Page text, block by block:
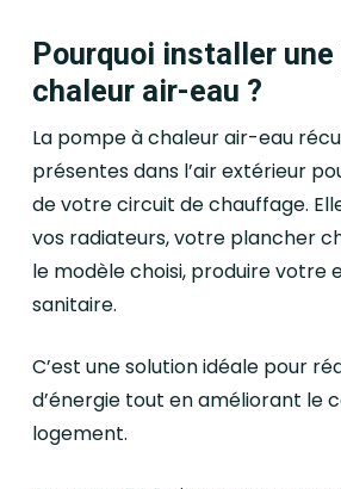
Pourquoi installer une
chaleur air-eau ?
La pompe à chaleur air-eau
présentes dans l’air extérieur
de votre circuit de chauffage.
vos radiateurs, votre plancher
le modèle choisi, produire votre
sanitaire.
C’est une solution idéale pour
d’énergie tout en améliorant le
logement.